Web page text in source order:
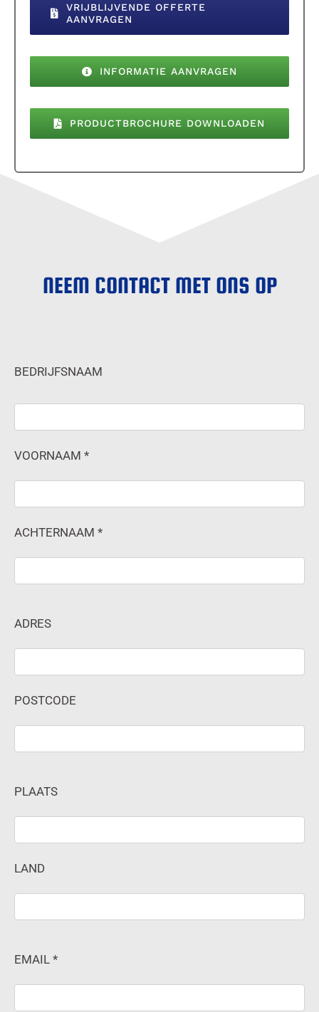
VRIJBLIJVENDE OFFERTE
AANVRAGEN
INFORMATIE AANVRAGEN
PRODUCTBROCHURE DOWNLOADEN
NEEM CONTACT MET ONS OP
BEDRIJFSNAAM
VOORNAAM *
ACHTERNAAM *
ADRES
POSTCODE
PLAATS
LAND
EMAIL *